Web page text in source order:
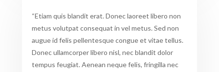
“Etiam quis blandit erat. Donec laoreet libero non
metus volutpat consequat in vel metus. Sed non
augue id felis pellentesque congue et vitae tellus.
Donec ullamcorper libero nisl, nec blandit dolor
tempus feugiat. Aenean neque felis, fringilla nec